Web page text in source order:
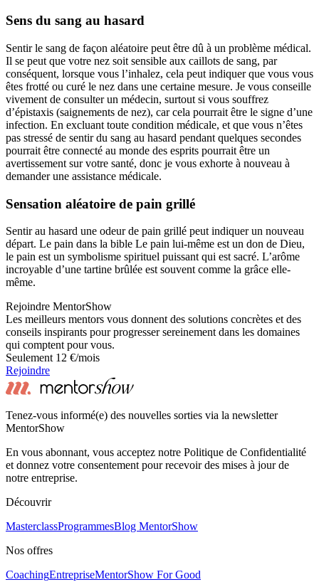
Sens du sang au hasard
Sentir le sang de façon aléatoire peut être dû à un problème médical.
Il se peut que votre nez soit sensible aux caillots de sang, par
conséquent, lorsque vous l’inhalez, cela peut indiquer que vous vous
êtes frotté ou curé le nez dans une certaine mesure. Je vous conseille
vivement de consulter un médecin, surtout si vous souffrez
d’épistaxis (saignements de nez), car cela pourrait être le signe d’une
infection. En excluant toute condition médicale, et que vous n’êtes
pas stressé de sentir du sang au hasard pendant quelques secondes
pourrait être connecté au monde des esprits pourrait être un
avertissement sur votre santé, donc je vous exhorte à nouveau à
demander une assistance médicale.
Sensation aléatoire de pain grillé
Sentir au hasard une odeur de pain grillé peut indiquer un nouveau
départ. Le pain dans la bible Le pain lui-même est un don de Dieu,
le pain est un symbolisme spirituel puissant qui est sacré. L’arôme
incroyable d’une tartine brûlée est souvent comme la grâce elle-
même.
Rejoindre MentorShow
Les meilleurs mentors vous donnent des solutions concrètes et des
conseils inspirants pour progresser sereinement dans les domaines
qui comptent pour vous.
Seulement 12 €/mois
Rejoindre
Tenez-vous informé(e) des nouvelles sorties via la newsletter
MentorShow
En vous abonnant, vous acceptez notre Politique de Confidentialité
et donnez votre consentement pour recevoir des mises à jour de
notre entreprise.
Découvrir
MasterclassProgrammesBlog MentorShow
Nos offres
CoachingEntrepriseMentorShow For Good